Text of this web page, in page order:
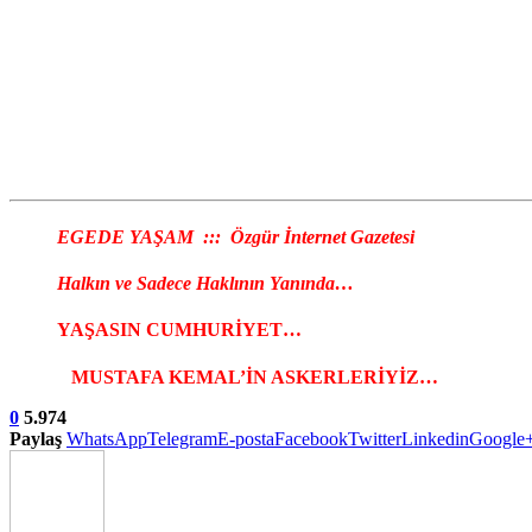
EGEDE YAŞAM ::: Özgür İnternet Gazetesi
Halkın ve Sadece Haklının Yanında…
YAŞASIN CUMHURİYET…
MUSTAFA KEMAL’İN ASKERLERİYİZ…
0 5.974
Paylaş WhatsAppTelegramE-postaFacebookTwitterLinkedin